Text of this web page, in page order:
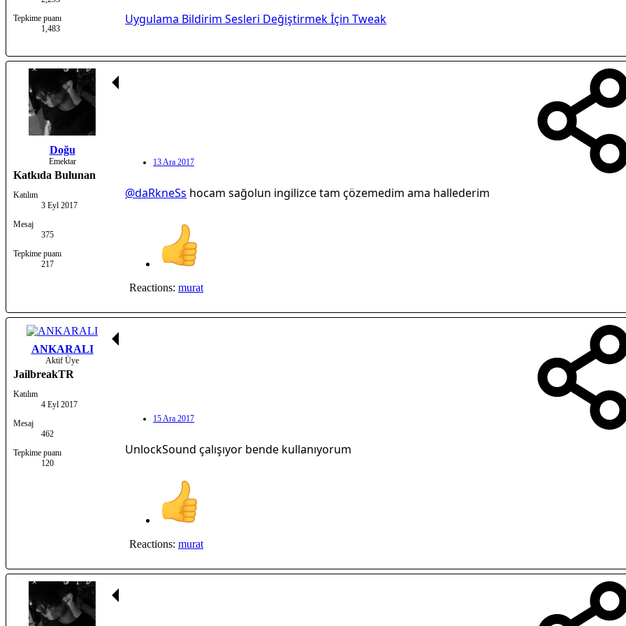
Tepkime puanı
1,483
Uygulama Bildirim Sesleri Değiştirmek İçin Tweak
Doğu
Emektar
Katkıda Bulunan
Katılım
3 Eyl 2017
Mesaj
375
Tepkime puanı
217
13 Ara 2017
@daRkneSs hocam sağolun ingilizce tam çözemedim ama hallederim
Reactions: murat
ANKARALI
Aktif Üye
JailbreakTR
Katılım
4 Eyl 2017
Mesaj
462
Tepkime puanı
120
15 Ara 2017
UnlockSound çalışıyor bende kullanıyorum
Reactions: murat